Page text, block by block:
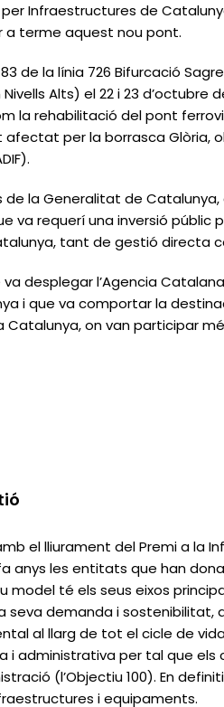
Infraestructures de
a terme aquest nou pont.
de la línia 726 Bifurcació
Alts) el 22 i 23 d’octubre
la rehabilitació del pont
per la borrasca Glòria,
de la Generalitat de
va requerí una inversió públic
tant de gestió directa
desplegar l’Agencia
i que va comportar la
on van participar
el lliurament del Premi a la
les entitats que han
té els seus eixos
demanda i sostenibilitat,
al llarg de tot el cicle de
administrativa per tal que els
(l’Objectiu 100). En
i equipaments.